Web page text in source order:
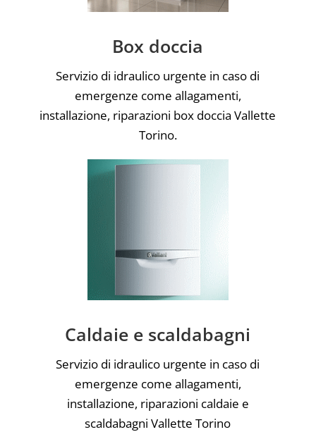
Box doccia
Servizio di idraulico urgente in caso di
emergenze come allagamenti,
installazione, riparazioni box doccia Vallette
Torino.
Caldaie e scaldabagni
Servizio di idraulico urgente in caso di
emergenze come allagamenti,
installazione, riparazioni caldaie e
scaldabagni Vallette Torino